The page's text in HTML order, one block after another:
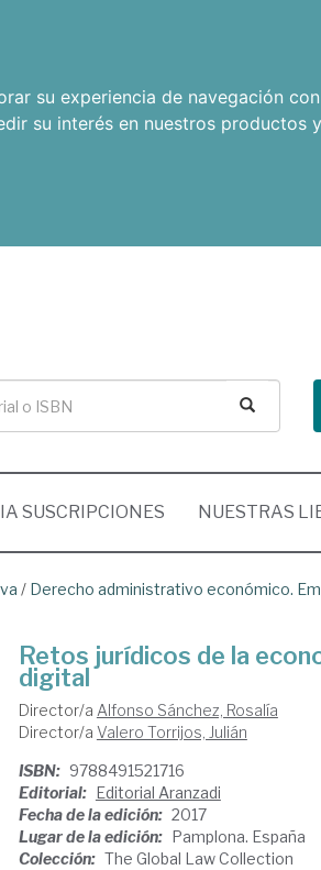
su experiencia de navegación
su interés en nuestros productos
SUSCRIPCIONES NUESTRAS
/ Derecho administrativo económico.
Retos jurídicos de la
digital
Director/a Alfonso Sánchez, Rosalía
Director/a Valero Torrijos, Julián
ISBN: 9788491521716
Editorial: Editorial Aranzadi
Fecha de la edición: 2017
Lugar de la edición: Pamplona. España
Colección: The Global Law Collection